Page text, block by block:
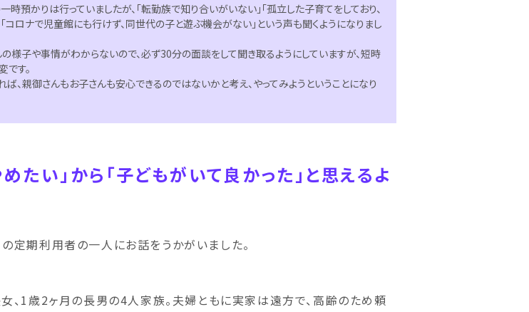
時預かりは行っていましたが、「転勤族で知り合いがいない」「孤立した子育てをしており、
「コロナで児童館にも行けず、同世代の子と遊ぶ機会がない」という声も聞くようになりまし
様子や事情がわからないので、必ず30分の面談をして聞き取るようにしていますが、短時
す。
、親御さんもお子さんも安心できるのではないかと考え、やってみようということになり
たい」から「子どもがいて良かった」と思えるよ
の定期利用者の一人にお話をうかがいました。
、1歳2ヶ月の長男の4人家族。夫婦ともに実家は遠方で、高齢のため頼